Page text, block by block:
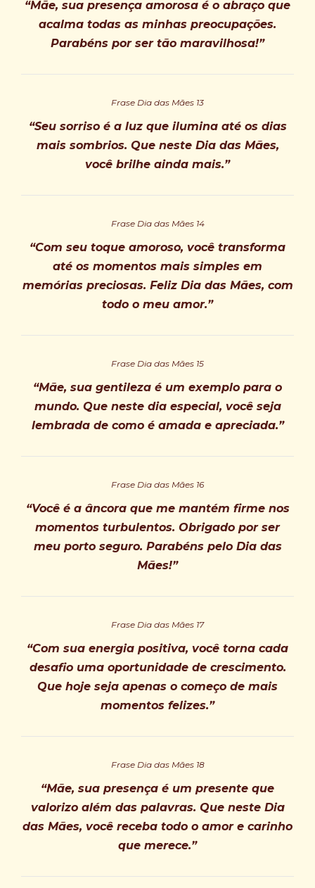
“Mãe, sua presença amorosa é o abraço que
acalma todas as minhas preocupações.
Parabéns por ser tão maravilhosa!”
Frase Dia das Mães 13
“Seu sorriso é a luz que ilumina até os dias
mais sombrios. Que neste Dia das Mães,
você brilhe ainda mais.”
Frase Dia das Mães 14
“Com seu toque amoroso, você transforma
até os momentos mais simples em
memórias preciosas. Feliz Dia das Mães, com
todo o meu amor.”
Frase Dia das Mães 15
“Mãe, sua gentileza é um exemplo para o
mundo. Que neste dia especial, você seja
lembrada de como é amada e apreciada.”
Frase Dia das Mães 16
“Você é a âncora que me mantém firme nos
momentos turbulentos. Obrigado por ser
meu porto seguro. Parabéns pelo Dia das
Mães!”
Frase Dia das Mães 17
“Com sua energia positiva, você torna cada
desafio uma oportunidade de crescimento.
Que hoje seja apenas o começo de mais
momentos felizes.”
Frase Dia das Mães 18
“Mãe, sua presença é um presente que
valorizo além das palavras. Que neste Dia
das Mães, você receba todo o amor e carinho
que merece.”